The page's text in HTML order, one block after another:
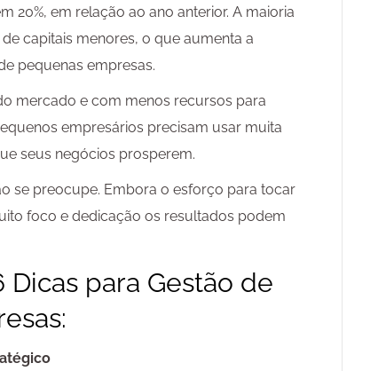
20%, em relação ao ano anterior. A maioria
capitais menores, o que aumenta a
pequenas empresas.
mercado e com menos recursos para
empresários precisam usar muita
seus negócios prosperem.
se preocupe. Embora o esforço para tocar
foco e dedicação os resultados podem
Dicas para Gestão de